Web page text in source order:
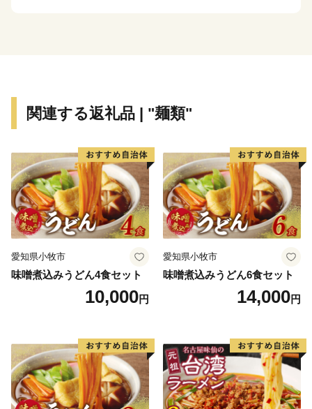
掲げ、「全国家読ゆうびんコンクール」、「秋の読書ま
これまで続いてきた三郷市の発展をさらに飛躍させ、
「きらりとひかる田園都市みさと～人にも企業にも選ば
れる魅力的なまち～」の実現を目指し、これまで以上に
魅力あるまちづくりを進めてまいります。
関連する返礼品 | "麺類"
愛知県小牧市
味噌煮込みうどん4食セット
10,000円
愛知県小牧市
味噌煮込みうどん6食セット
14,000円